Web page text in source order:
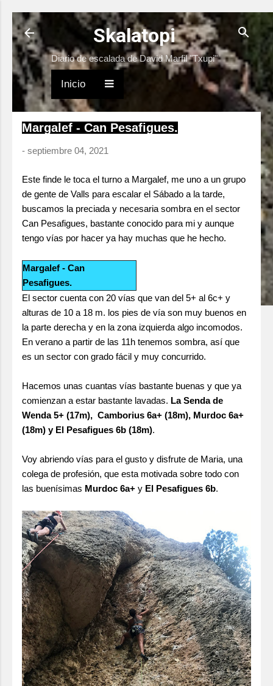
Ir al contenido principal
Skalatopi
Diario de escalada de David Marfil "Txupi"
Inicio
Margalef - Can Pesafigues.
- septiembre 04, 2021
Este finde le toca el turno a Margalef, me uno a un grupo
de gente de Valls para escalar el Sábado a la tarde,
buscamos la preciada y necesaria sombra en el sector
Can Pesafigues, bastante conocido para mi y aunque
tengo vías por hacer ya hay muchas que he hecho.
Margalef - Can
Pesafigues.
El sector cuenta con 20 vías que van del 5+ al 6c+ y
alturas de 10 a 18 m. los pies de vía son muy buenos en
la parte derecha y en la zona izquierda algo incomodos.
En verano a partir de las 11h tenemos sombra, así que
es un sector con grado fácil y muy concurrido.
Hacemos unas cuantas vías bastante buenas y que ya
comienzan a estar bastante lavadas. La Senda de
Wenda 5+ (17m), Camborius 6a+ (18m), Murdoc 6a+
(18m) y El Pesafigues 6b (18m).
Voy abriendo vías para el gusto y disfrute de Maria, una
colega de profesión, que esta motivada sobre todo con
las buenísimas Murdoc 6a+ y El Pesafigues 6b.